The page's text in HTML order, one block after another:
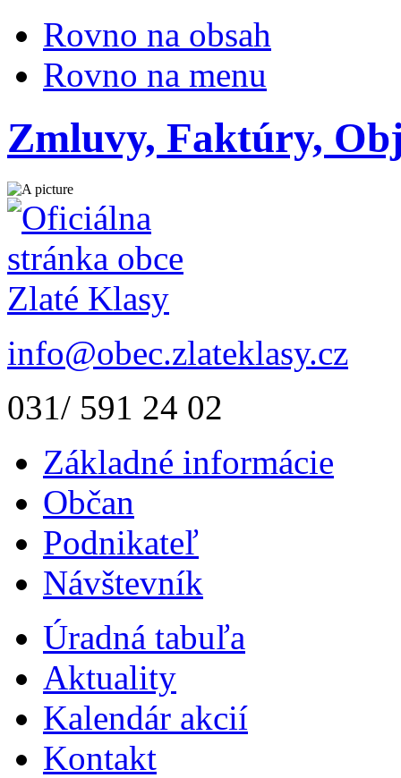
Rovno na obsah
Rovno na menu
Zmluvy, Faktúry,
info@obec.zlateklasy.cz
031/ 591 24 02
Základné informácie
Občan
Podnikateľ
Návštevník
Úradná tabuľa
Aktuality
Kalendár akcií
Kontakt